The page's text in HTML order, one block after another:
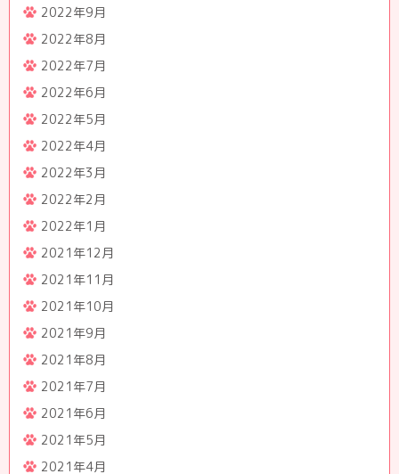
2022年9月
2022年8月
2022年7月
2022年6月
2022年5月
2022年4月
2022年3月
2022年2月
2022年1月
2021年12月
2021年11月
2021年10月
2021年9月
2021年8月
2021年7月
2021年6月
2021年5月
2021年4月